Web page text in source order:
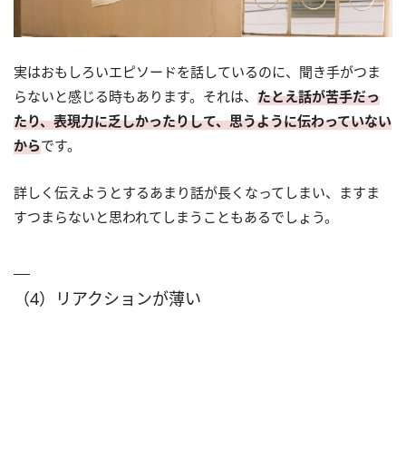
実はおもしろいエピソードを話しているのに、聞き手がつま
らないと感じる時もあります。それは、 たとえ話が苦手だっ
たり、表現力に乏しかったりして、思うように伝わっていない
からです。
詳しく伝えようとするあまり話が長くなってしまい、ますま
すつまらないと思われてしまうこともあるでしょう。
（4）リアクションが薄い